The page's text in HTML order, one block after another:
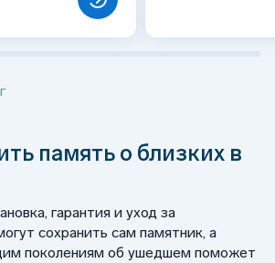
память о близких в
гарантия и уход за
сохранить сам памятник, а
поколениям об ушедшем поможет